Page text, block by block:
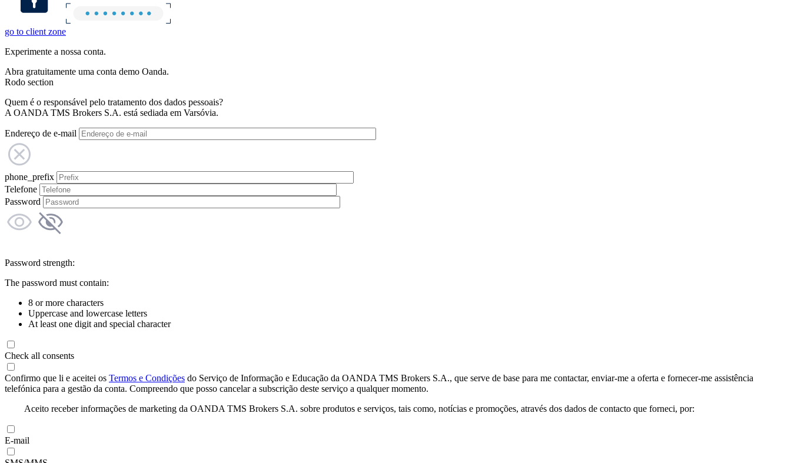
go to client zone
Experimente a nossa conta.
Abra gratuitamente uma conta demo Oanda.
Rodo section
Quem é o responsável pelo tratamento dos dados pessoais?
A OANDA TMS Brokers S.A. está sediada em Varsóvia.
Endereço de e-mail
phone_prefix
Telefone
Password
Password strength:
The password must contain:
8 or more characters
Uppercase and lowercase letters
At least one digit and special character
Check all consents
Confirmo que li e aceitei os Termos e Condições do Serviço de Informação e Educação da OANDA TMS Brokers S.A., que serve de base para me contactar, enviar-me a oferta e fornecer-me assistência
telefónica para a gestão da conta. Compreendo que posso cancelar a subscrição deste serviço a qualquer momento.
Aceito receber informações de marketing da OANDA TMS Brokers S.A. sobre produtos e serviços, tais como, notícias e promoções, através dos dados de contacto que forneci, por:
E-mail